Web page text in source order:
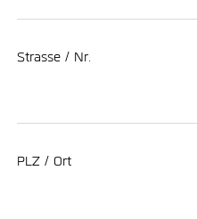
Strasse / Nr.
PLZ / Ort